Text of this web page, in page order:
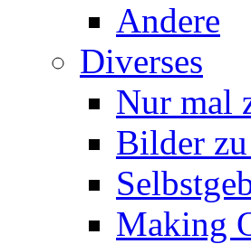
Andere
Diverses
Nur mal
Bilder
Making